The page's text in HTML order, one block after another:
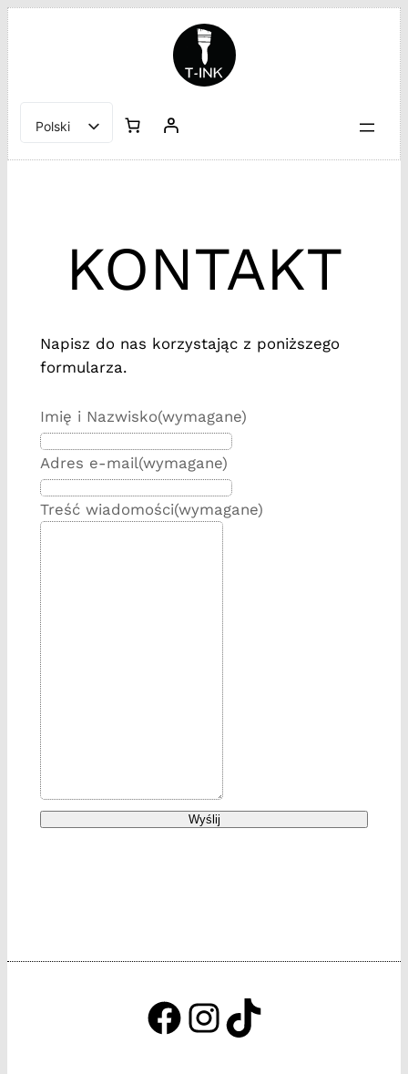
Przejdź
do
treści
Polski
English
KONTAKT
Napisz do nas korzystając z poniższego
formularza.
Imię i Nazwisko(wymagane)
Adres e-mail(wymagane)
Treść wiadomości(wymagane)
Wyślij
https://http://instagram.com
http://tiktok.tak